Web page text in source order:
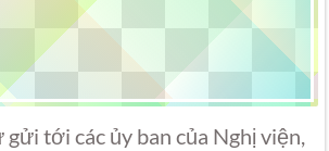
tới các ủy ban của Nghị viện,